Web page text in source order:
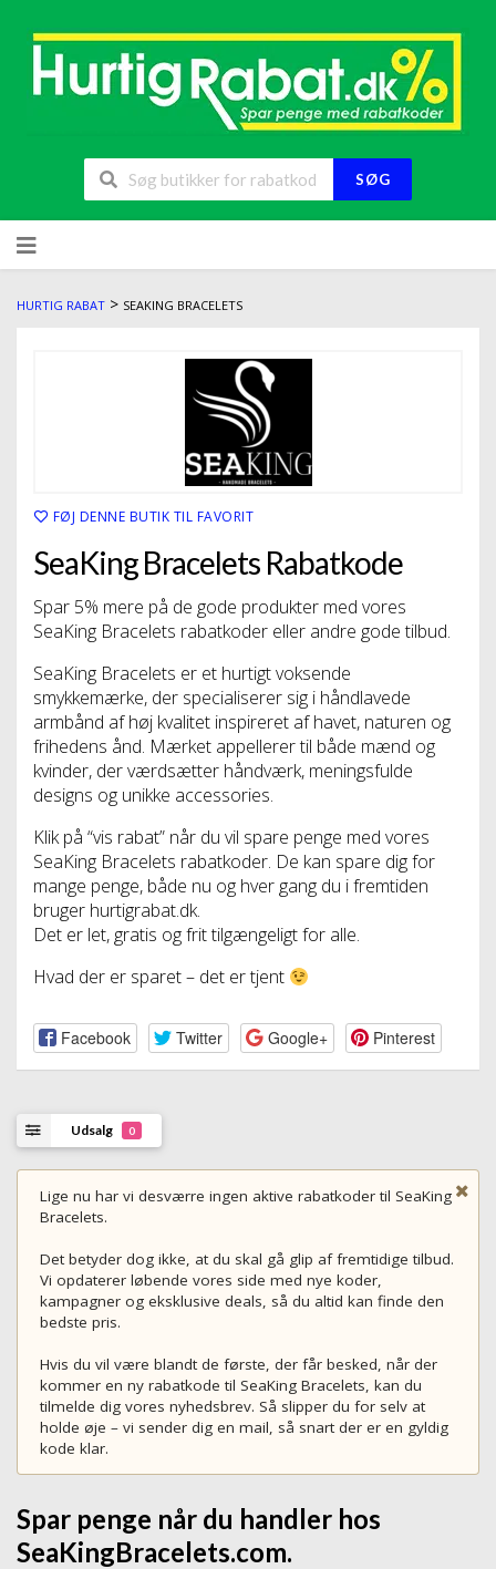
SØG
HURTIG RABAT > SEAKING BRACELETS
FØJ DENNE BUTIK TIL FAVORIT
SeaKing Bracelets Rabatkode
Spar 5% mere på de gode produkter med vores
SeaKing Bracelets rabatkoder eller andre gode tilbud.
SeaKing Bracelets er et hurtigt voksende
smykkemærke, der specialiserer sig i håndlavede
armbånd af høj kvalitet inspireret af havet, naturen og
frihedens ånd. Mærket appellerer til både mænd og
kvinder, der værdsætter håndværk, meningsfulde
designs og unikke accessories.
Klik på “vis rabat” når du vil spare penge med vores
SeaKing Bracelets rabatkoder. De kan spare dig for
mange penge, både nu og hver gang du i fremtiden
bruger hurtigrabat.dk.
Det er let, gratis og frit tilgængeligt for alle.
Hvad der er sparet – det er tjent
Facebook Twitter Google+ Pinterest
Udsalg 0
Lige nu har vi desværre ingen aktive rabatkoder til SeaKing
Bracelets.
Det betyder dog ikke, at du skal gå glip af fremtidige tilbud.
Vi opdaterer løbende vores side med nye koder,
kampagner og eksklusive deals, så du altid kan finde den
bedste pris.
Hvis du vil være blandt de første, der får besked, når der
kommer en ny rabatkode til SeaKing Bracelets, kan du
tilmelde dig vores nyhedsbrev. Så slipper du for selv at
holde øje – vi sender dig en mail, så snart der er en gyldig
kode klar.
Spar penge når du handler hos
SeaKingBracelets.com.